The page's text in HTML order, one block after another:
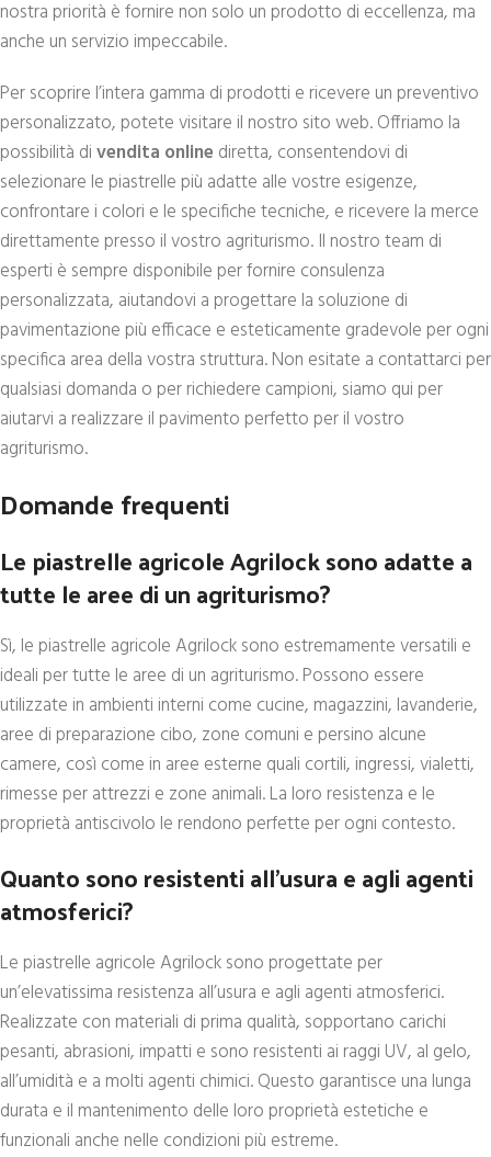
nostra priorità è fornire non solo un prodotto di eccellenza, ma
anche un servizio impeccabile.
Per scoprire l’intera gamma di prodotti e ricevere un preventivo
personalizzato, potete visitare il nostro sito web. Offriamo la
possibilità divendita online diretta, consentendovi di
selezionare le piastrelle più adatte alle vostre esigenze,
confrontare i colori e le specifiche tecniche, e ricevere la merce
direttamente presso il vostro agriturismo. Il nostro team di
esperti è sempre disponibile per fornire consulenza
personalizzata, aiutandovi a progettare la soluzione di
pavimentazione più efficace e esteticamente gradevole per ogni
specifica area della vostra struttura. Non esitate a contattarci per
qualsiasi domanda o per richiedere campioni, siamo qui per
aiutarvi a realizzare il pavimento perfetto per il vostro
agriturismo.
Domande frequenti
Le piastrelle agricole Agrilock sono adatte a
tutte le aree di un agriturismo?
Sì, le piastrelle agricole Agrilock sono estremamente versatili e
ideali per tutte le aree di un agriturismo. Possono essere
utilizzate in ambienti interni come cucine, magazzini, lavanderie,
aree di preparazione cibo, zone comuni e persino alcune
camere, così come in aree esterne quali cortili, ingressi, vialetti,
rimesse per attrezzi e zone animali. La loro resistenza e le
proprietà antiscivolo le rendono perfette per ogni contesto.
Quanto sono resistenti all’usura e agli agenti
atmosferici?
Le piastrelle agricole Agrilock sono progettate per
un’elevatissima resistenza all’usura e agli agenti atmosferici.
Realizzate con materiali di prima qualità, sopportano carichi
pesanti, abrasioni, impatti e sono resistenti ai raggi UV, al gelo,
all’umidità e a molti agenti chimici. Questo garantisce una lunga
durata e il mantenimento delle loro proprietà estetiche e
funzionali anche nelle condizioni più estreme.